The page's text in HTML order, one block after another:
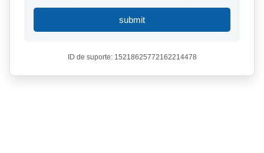
submit
ID de suporte: 15218625772162214478